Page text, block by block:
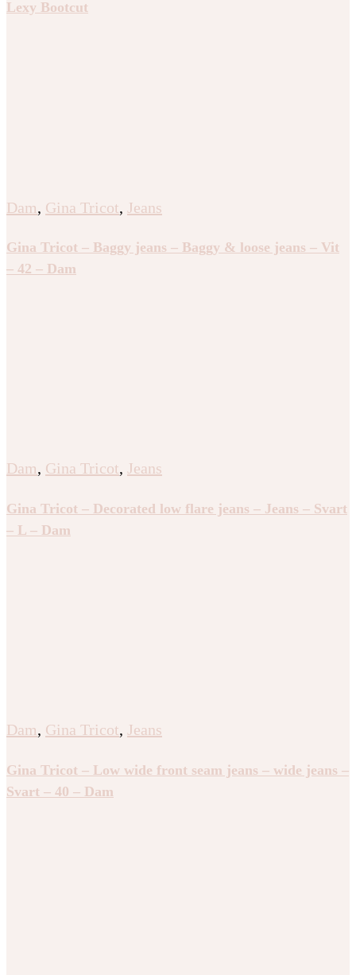
Lexy Bootcut
Dam, Gina Tricot, Jeans
Gina Tricot – Baggy jeans – Baggy & loose jeans – Vit
– 42 – Dam
Dam, Gina Tricot, Jeans
Gina Tricot – Decorated low flare jeans – Jeans – Svart
– L – Dam
Dam, Gina Tricot, Jeans
Gina Tricot – Low wide front seam jeans – wide jeans –
Svart – 40 – Dam